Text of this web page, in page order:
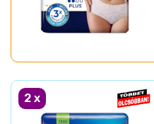
2 x